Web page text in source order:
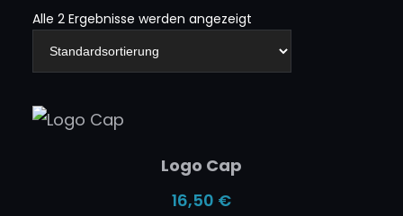
Alle 2 Ergebnisse werden angezeigt
Logo Cap
16,50 €